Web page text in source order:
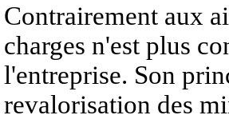
Contrairement aux
charges n'est plus
l'entreprise. Son
revalorisation des